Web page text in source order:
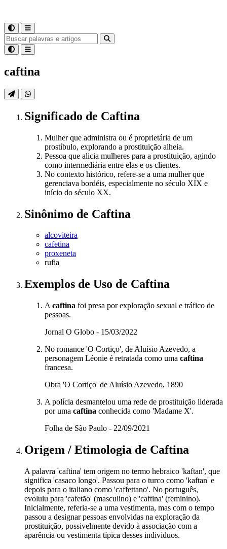
caftina
Significado de Caftina
Mulher que administra ou é proprietária de um
prostíbulo, explorando a prostituição alheia.
Pessoa que alicia mulheres para a prostituição, agindo
como intermediária entre elas e os clientes.
No contexto histórico, refere-se a uma mulher que
gerenciava bordéis, especialmente no século XIX e
início do século XX.
Sinônimo de Caftina
alcoviteira
cafetina
proxeneta
rufia
Exemplos de Uso de Caftina
A caftina foi presa por exploração sexual e tráfico de
pessoas.
Jornal O Globo - 15/03/2022
No romance 'O Cortiço', de Aluísio Azevedo, a
personagem Léonie é retratada como uma caftina
francesa.
Obra 'O Cortiço' de Aluísio Azevedo, 1890
A polícia desmantelou uma rede de prostituição liderada
por uma caftina conhecida como 'Madame X'.
Folha de São Paulo - 22/09/2021
Origem / Etimologia de Caftina
A palavra 'caftina' tem origem no termo hebraico 'kaftan', que
significa 'casaco longo'. Passou para o turco como 'kaftan' e
depois para o italiano como 'caffettano'. No português,
evoluiu para 'cafetão' (masculino) e 'caftina' (feminino).
Inicialmente, referia-se a uma vestimenta, mas com o tempo
passou a designar pessoas envolvidas na exploração da
prostituição, possivelmente devido à associação com a
aparência ou vestimenta típica desses indivíduos.